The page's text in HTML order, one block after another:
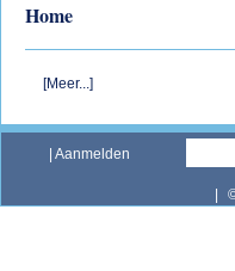
Home
[Meer...]
Aanmelden